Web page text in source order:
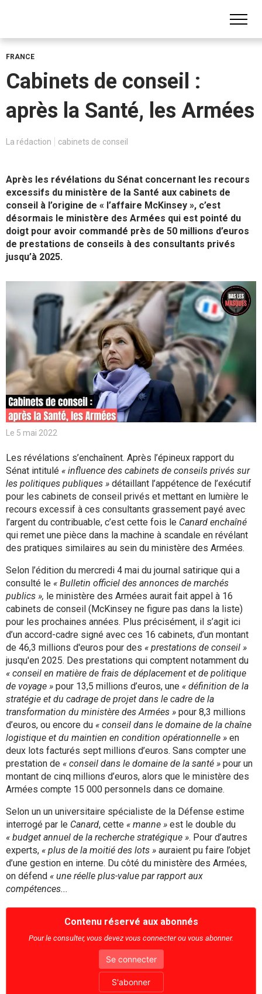
FRANCE
Cabinets de conseil :
après la Santé, les Armées
La rédaction cabinets de conseil
Après les révélations du Sénat concernant les recours
excessifs du ministère de la Santé aux cabinets de
conseil à l’origine de « l’affaire McKinsey », c’est
désormais le ministère des Armées qui est pointé du
doigt pour avoir commandé près de 50 millions d’euros
de prestations de conseils à des consultants privés
jusqu’à 2025.
Le 5 mai 2022
Les révélations s’enchaînent. Après l’épineux rapport du
Sénat intitulé « influence des cabinets de conseils privés sur
les politiques publiques » détaillant l’appétence de l’exécutif
pour les cabinets de conseil privés et mettant en lumière le
recours excessif à ces consultants grassement payé avec
l’argent du contribuable, c’est cette fois le Canard enchaîné
qui remet une pièce dans la machine à scandale en révélant
des pratiques similaires au sein du ministère des Armées.
Selon l’édition du mercredi 4 mai du journal satirique qui a
consulté le « Bulletin officiel des annonces de marchés
publics », le ministère des Armées aurait fait appel à 16
cabinets de conseil (McKinsey ne figure pas dans la liste)
pour les prochaines années. Plus précisément, il s’agit ici
d’un accord-cadre signé avec ces 16 cabinets, d’un montant
de 46,3 millions d'euros pour des « prestations de conseil »
jusqu'en 2025. Des prestations qui comptent notamment du
« conseil en matière de frais de déplacement et de politique
de voyage » pour 13,5 millions d’euros, une « définition de la
stratégie et du cadrage de projet dans le cadre de la
transformation du ministère des Armées » pour 8,3 millions
d’euros, ou encore du « conseil dans le domaine de la chaîne
logistique et du maintien en condition opérationnelle » en
deux lots facturés sept millions d’euros. Sans compter une
prestation de « conseil dans le domaine de la santé » pour un
montant de cinq millions d’euros, alors que le ministère des
Armées compte 15 000 personnels dans ce domaine.
Selon un un universitaire spécialiste de la Défense estime
interrogé par le Canard, cette « manne » est le double du
« budget annuel de la recherche stratégique ». Pour d’autres
experts, « plus de la moitié des lots » auraient pu faire l’objet
d’une gestion en interne. Du côté du ministère des Armées,
on défend « une réelle plus-value par rapport aux
compétences...
Contenu réservé aux abonnés
Pour le consulter, vous devez vous connecter ou vous abonner.
Se connecter
S'abonner